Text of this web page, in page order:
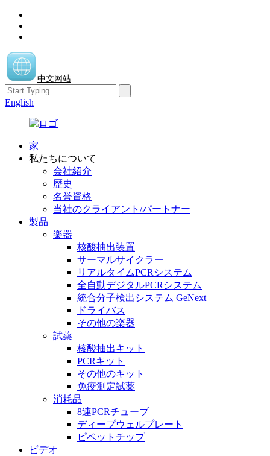
中文网站
English
家
私たちについて
会社紹介
歴史
名誉資格
当社のクライアント/パートナー
製品
楽器
核酸抽出装置
サーマルサイクラー
リアルタイムPCRシステム
全自動デジタルPCRシステム
統合分子検出システム GeNext
ドライバス
その他の楽器
試薬
核酸抽出キット
PCRキット
その他のキット
免疫測定試薬
消耗品
8連PCRチューブ
ディープウェルプレート
ピペットチップ
ビデオ